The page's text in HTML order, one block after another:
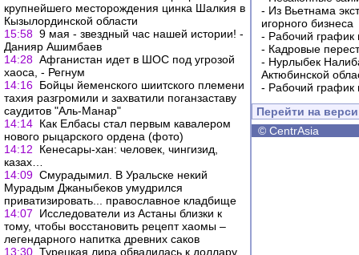
крупнейшего месторождения цинка Шалкия в
Кызылординской области
15:58 9 мая - звездный час нашей истории! -
Данияр Ашимбаев
14:28 Афганистан идет в ШОС под угрозой
хаоса, - Регнум
14:16 Бойцы йеменского шиитского племени
тахия разгромили и захватили поганзаставу
саудитов "Аль-Манар"
14:14 Как Елбасы стал первым кавалером
нового рыцарского ордена (фото)
14:12
Кенесары-хан: человек, чингизид,
казах…
14:09 Смурадымил. В Уральске некий
Мурадым Джаныбеков умудрился
приватизировать... православное кладбище
14:07
Исследователи из Астаны близки к
тому, чтобы восстановить рецепт хаомы –
легендарного напитка древних саков
13:30 Турецкая лира обвалилась к доллару
- Из Вьетнама
игорного бизнеса
- Рабочий график
- Кадровые
- Нурлыбек
Актюбинской
- Рабочий график
Перейти на
© CentrAsia